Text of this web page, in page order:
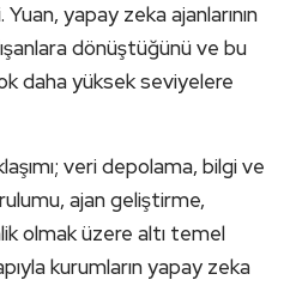
yapay zeka ajanlarının
dönüştüğünü ve bu
daha yüksek seviyelere
veri depolama, bilgi ve
ajan geliştirme,
olmak üzere altı temel
kurumların yapay zeka